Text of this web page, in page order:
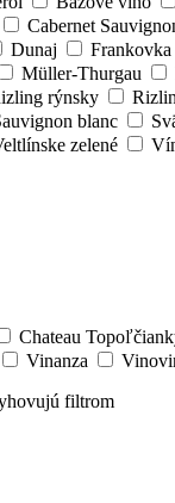
Cabernet
Dunaj Frankovka
Müller-Thurgau
rýnsky
blanc
zelené
Chateau
Vinanza
filtrom